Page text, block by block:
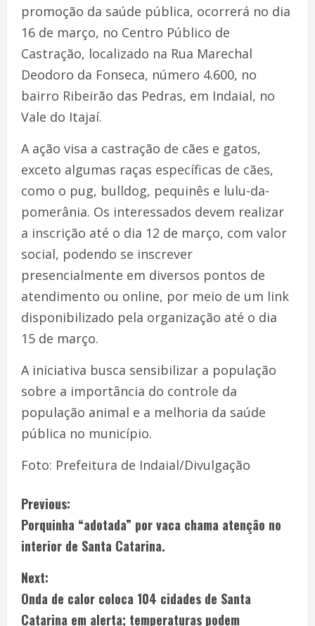
promoção da saúde pública, ocorrerá no dia
16 de março, no Centro Público de
Castração, localizado na Rua Marechal
Deodoro da Fonseca, número 4.600, no
bairro Ribeirão das Pedras, em Indaial, no
Vale do Itajaí.
A ação visa a castração de cães e gatos,
exceto algumas raças específicas de cães,
como o pug, bulldog, pequinês e lulu-da-
pomerânia. Os interessados devem realizar
a inscrição até o dia 12 de março, com valor
social, podendo se inscrever
presencialmente em diversos pontos de
atendimento ou online, por meio de um link
disponibilizado pela organização até o dia
15 de março.
A iniciativa busca sensibilizar a população
sobre a importância do controle da
população animal e a melhoria da saúde
pública no município.
Foto: Prefeitura de Indaial/Divulgação
Previous:
Porquinha “adotada” por vaca chama atenção no
interior de Santa Catarina.
Next:
Onda de calor coloca 104 cidades de Santa
Catarina em alerta; temperaturas podem